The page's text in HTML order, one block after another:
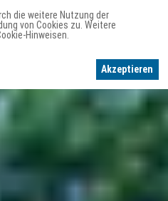
die weitere Nutzung der
von Cookies zu. Weitere
Hinweisen.
Akzeptieren